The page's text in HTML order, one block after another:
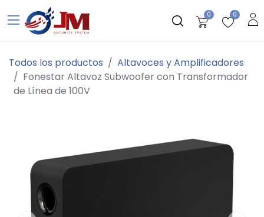
0 0
Todos los productos
Altavoces y Amplificadores
Fonestar Altavoz Subwoofer con Transformador
de Línea de 100V